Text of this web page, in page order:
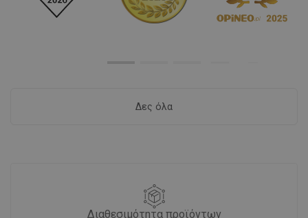
Δες όλα
Διαθεσιμότητα προϊόντων